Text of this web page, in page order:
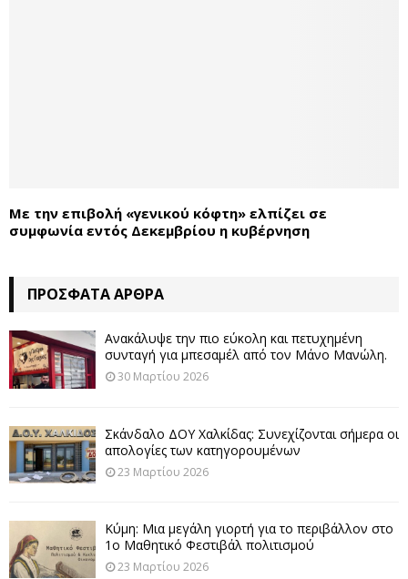
Με την επιβολή «γενικού κόφτη» ελπίζει σε
συμφωνία εντός Δεκεμβρίου η κυβέρνηση
ΠΡΌΣΦΑΤΑ ΆΡΘΡΑ
Ανακάλυψε την πιο εύκολη και πετυχημένη
συνταγή για μπεσαμέλ από τον Μάνο Μανώλη.
30 Μαρτίου 2026
Σκάνδαλο ΔΟΥ Χαλκίδας: Συνεχίζονται σήμερα οι
απολογίες των κατηγορουμένων
23 Μαρτίου 2026
Κύμη: Μια μεγάλη γιορτή για το περιβάλλον στο
1ο Μαθητικό Φεστιβάλ πολιτισμού
23 Μαρτίου 2026